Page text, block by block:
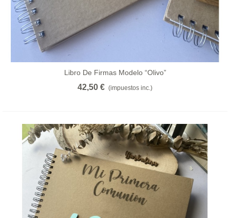
Libro De Firmas Modelo “olivo”
42,50 € (impuestos inc.)